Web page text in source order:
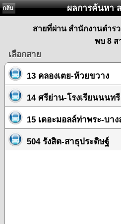
กลับ ผลการค้นหา
สายที่ผ่าน สำนักงานตำร
พบ 8 ส
เลือกสาย
13 คลองเตย-ห้วยขวาง
14 ศรีย่าน-โรงเรียนนนทรี
15 เดอะมอลล์ท่าพระ-บา
504 รังสิต-สาธุประดิษฐ์